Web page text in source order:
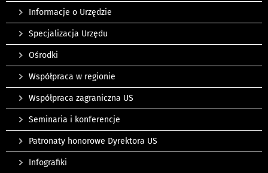
Informacje o Urzędzie
Specjalizacja Urzędu
Ośrodki
Współpraca w regionie
Współpraca zagraniczna US
Seminaria i konferencje
Patronaty honorowe Dyrektora US
Infografiki